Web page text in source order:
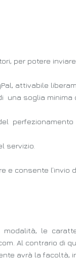
per potere
attivabile
una soglia minima
perfezionamento
servizio.
e consente
modalità, le
Al contrario di
avrà la facoltà,